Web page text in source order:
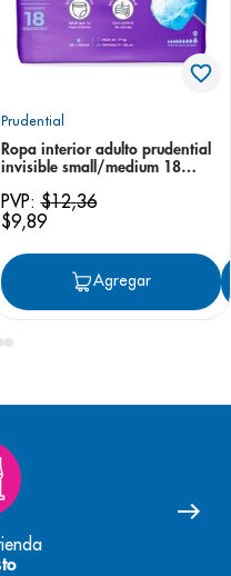
Agregar
Prudential
Ropa interior adulto prudential
invisible small/medium 18
PVP:$12,36
$9,89
Agregar